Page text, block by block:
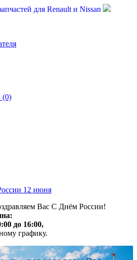
для Renault и Nissan
(0)
12 июня
Вас С Днём России!
до 16:00,
графику.